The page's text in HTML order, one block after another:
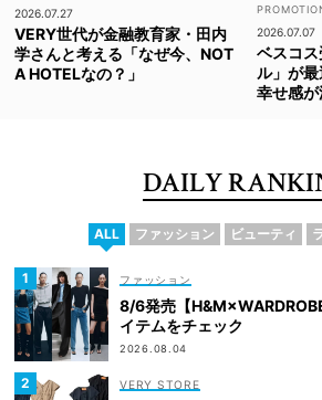
2026.07.27
VERY世代が金融教育家・田内
学さんと考える「なぜ今、NOT
A HOTELなの？」
2026.07.07
ベスコ
ル」が
幸せ感
DAILY
ALL ファッション ビューティ
ファッション
8/6発売【
イテムをチェック
2026.08.04
VERY STORE